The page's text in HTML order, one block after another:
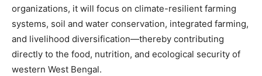
organizations, it will focus on climate-resilient farming
systems, soil and water conservation, integrated farming,
and livelihood diversification—thereby contributing
directly to the food, nutrition, and ecological security of
western West Bengal.